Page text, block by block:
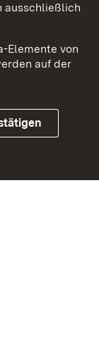
ausschließlich
Elemente von
auf der